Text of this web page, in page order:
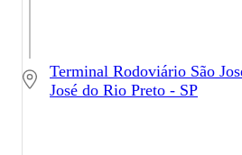
Terminal Rodoviário São
José do Rio Preto - SP